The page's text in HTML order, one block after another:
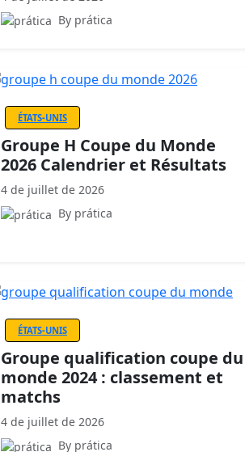
By prática
ÉTATS-UNIS
Groupe H Coupe du Monde
2026 Calendrier et Résultats
4 de juillet de 2026
By prática
ÉTATS-UNIS
Groupe qualification coupe du
monde 2024 : classement et
matchs
4 de juillet de 2026
By prática